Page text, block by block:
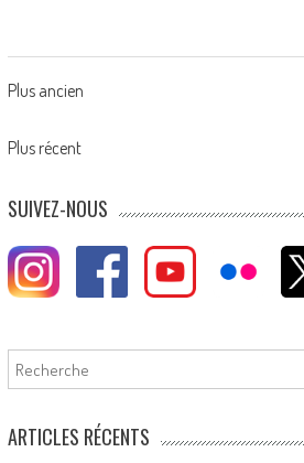
Posts
navigation
Plus ancien
Plus récent
SUIVEZ-NOUS
Rechercher
ARTICLES RÉCENTS